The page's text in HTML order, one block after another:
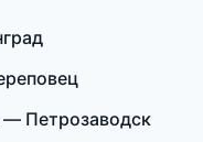
— Петрозаводск